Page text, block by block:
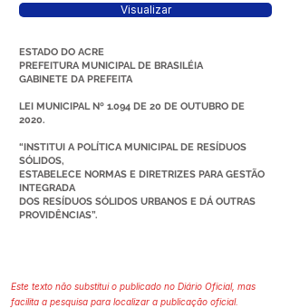
Visualizar
ESTADO DO ACRE
PREFEITURA MUNICIPAL DE BRASILÉIA
GABINETE DA PREFEITA
LEI MUNICIPAL Nº 1.094 DE 20 DE OUTUBRO DE
2020.
“INSTITUI A POLÍTICA MUNICIPAL DE RESÍDUOS
SÓLIDOS,
ESTABELECE NORMAS E DIRETRIZES PARA GESTÃO
INTEGRADA
DOS RESÍDUOS SÓLIDOS URBANOS E DÁ OUTRAS
PROVIDÊNCIAS”.
Este texto não substitui o publicado no Diário Oficial, mas
facilita a pesquisa para localizar a publicação oficial.